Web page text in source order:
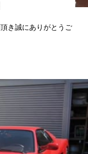
き誠にありがとうご